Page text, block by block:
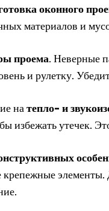
оконного
материалов и
проема. Неверные
и рулетку.
натепло- и
избежать утечек.
элементы.